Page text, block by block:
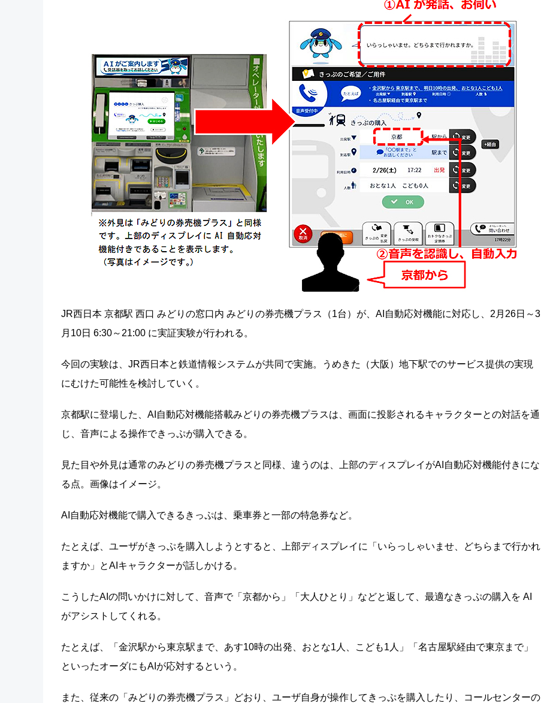
JR西日本 京都駅 西口 みどりの窓口内 みどりの券売機プラス（1台）が、AI自動応対機能に対応し、2月26日～3
月10日 6:30～21:00 に実証実験が行われる。
今回の実験は、JR西日本と鉄道情報システムが共同で実施。うめきた（大阪）地下駅でのサービス提供の実現
にむけた可能性を検討していく。
京都駅に登場した、AI自動応対機能搭載みどりの券売機プラスは、画面に投影されるキャラクターとの対話を通
じ、音声による操作できっぷが購入できる。
見た目や外見は通常のみどりの券売機プラスと同様、違うのは、上部のディスプレイがAI自動応対機能付きにな
る点。画像はイメージ。
AI自動応対機能で購入できるきっぷは、乗車券と一部の特急券など。
たとえば、ユーザがきっぷを購入しようとすると、上部ディスプレイに「いらっしゃいませ、どちらまで行かれ
ますか」とAIキャラクターが話しかける。
こうしたAIの問いかけに対して、音声で「京都から」「大人ひとり」などと返して、最適なきっぷの購入を AI
がアシストしてくれる。
たとえば、「金沢駅から東京駅まで、あす10時の出発、おとな1人、こども1人」「名古屋駅経由で東京まで」
といったオーダにもAIが応対するという。
また、従来の「みどりの券売機プラス」どおり、ユーザ自身が操作してきっぷを購入したり、コールセンターの